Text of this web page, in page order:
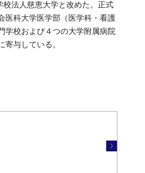
法人慈恵大学と改めた。正式
医科大学医学部（医学科・看護
学校および４つの大学附属病院
与している。